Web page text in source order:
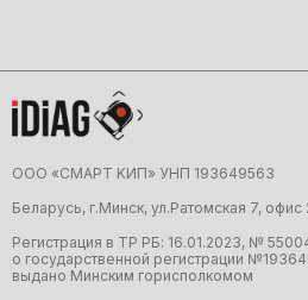
ООО «CMAРТ KИП» УНП 19З64956З
Беларусь, г.Минск, ул.Ратомская 7, офис
Регистрация в ТР РБ: 16.01.2023, №
о государственной регистрации
выдано Минским горисполкомом